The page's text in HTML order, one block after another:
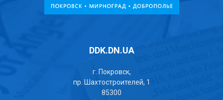
DDK.DN.UA
г. Покровск,
пр. Шахтостроителей, 1
85300